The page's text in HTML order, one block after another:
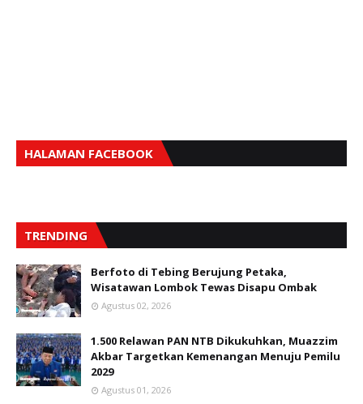
HALAMAN FACEBOOK
TRENDING
Berfoto di Tebing Berujung Petaka,
Wisatawan Lombok Tewas Disapu Ombak
Agustus 02, 2026
1.500 Relawan PAN NTB Dikukuhkan, Muazzim
Akbar Targetkan Kemenangan Menuju Pemilu
2029
Agustus 01, 2026